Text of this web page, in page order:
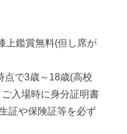
上鑑賞無料(但し席が
点で3歳～18歳(高校
入場時に身分証明書
証や保険証等を必ず